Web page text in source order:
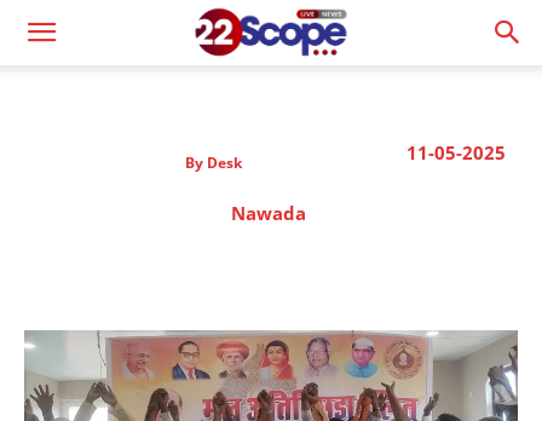
11-05-2025
By Desk
Nawada